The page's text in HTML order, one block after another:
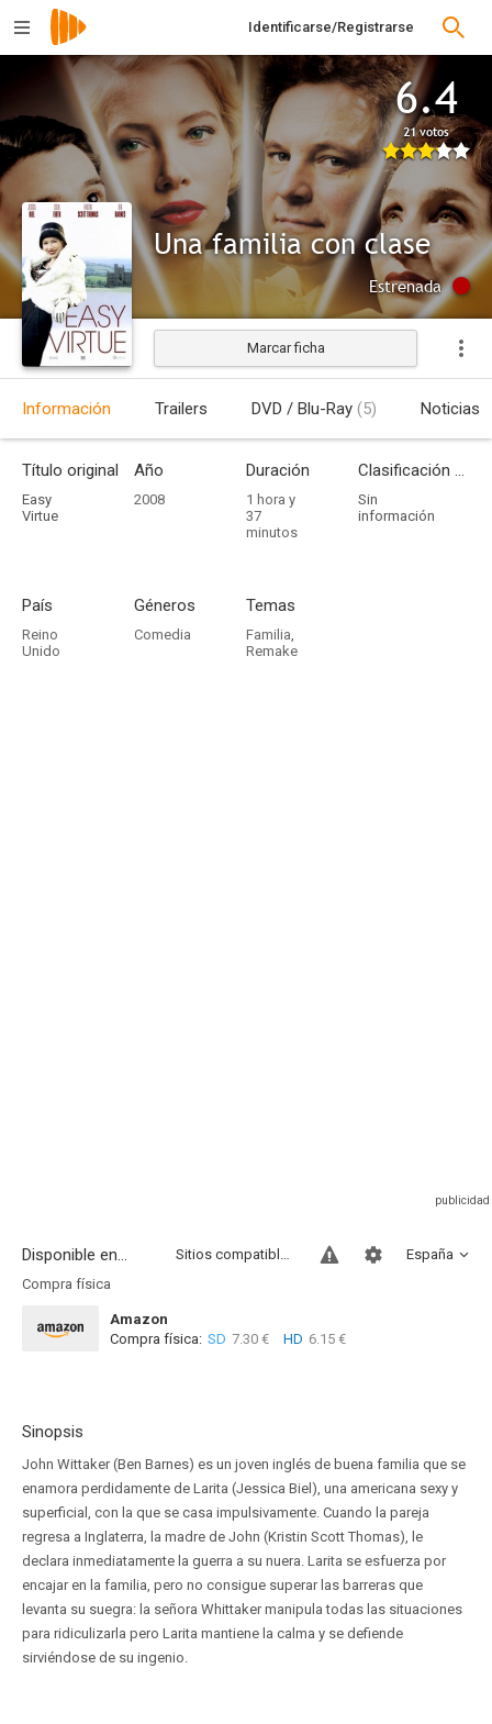
Identificarse/Registrarse
6.4
21 votos
Una familia con clase
Estrenada
Marcar ficha
Información Trailers DVD / Blu-Ray (5) Noticias
Título original
Easy
Virtue
Año
2008
Duración
1 hora y
37
minutos
Clasificación por edades
Sin
información
País
Reino
Unido
Géneros
Comedia
Temas
Familia,
Remake
Disponible en... España
Sitios compatibles
Compra física
Amazon
Compra física: SD 7.30 € HD 6.15 €
Sinopsis
John Wittaker (Ben Barnes) es un joven inglés de buena familia que se
enamora perdidamente de Larita (Jessica Biel), una americana sexy y
superficial, con la que se casa impulsivamente. Cuando la pareja
regresa a Inglaterra, la madre de John (Kristin Scott Thomas), le
declara inmediatamente la guerra a su nuera. Larita se esfuerza por
encajar en la familia, pero no consigue superar las barreras que
levanta su suegra: la señora Whittaker manipula todas las situaciones
para ridiculizarla pero Larita mantiene la calma y se defiende
sirviéndose de su ingenio.